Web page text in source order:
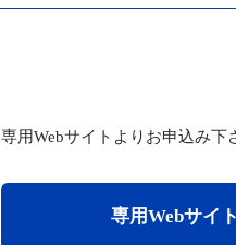
専用Webサイトよりお申込み下
専用Webサイト